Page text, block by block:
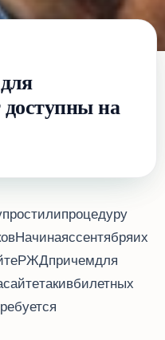
на
процедуру
Начиная с 6 сентября, их
РЖД, причем, для
сайте, так и в билетных